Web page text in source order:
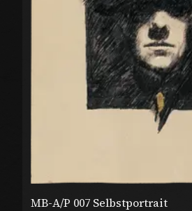
MB-A/P 007 Selbstportrait